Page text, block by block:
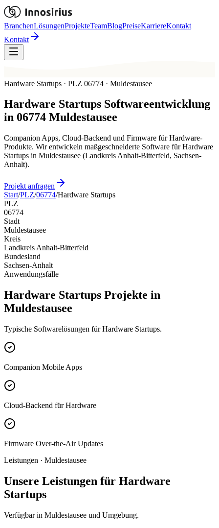
BranchenLösungenProjekteTeamBlogPreiseKarriereKontakt
Kontakt
Hardware Startups · PLZ 06774 · Muldestausee
Hardware Startups Softwareentwicklung
in 06774 Muldestausee
Companion Apps, Cloud-Backend und Firmware für Hardware-
Produkte. Wir entwickeln maßgeschneiderte Software für Hardware
Startups in Muldestausee (Landkreis Anhalt-Bitterfeld, Sachsen-
Anhalt).
Projekt anfragen
Start/PLZ/06774/Hardware Startups
PLZ
06774
Stadt
Muldestausee
Kreis
Landkreis Anhalt-Bitterfeld
Bundesland
Sachsen-Anhalt
Anwendungsfälle
Hardware Startups Projekte in
Muldestausee
Typische Softwarelösungen für Hardware Startups.
Companion Mobile Apps
Cloud-Backend für Hardware
Firmware Over-the-Air Updates
Leistungen · Muldestausee
Unsere Leistungen für Hardware
Startups
Verfügbar in Muldestausee und Umgebung.